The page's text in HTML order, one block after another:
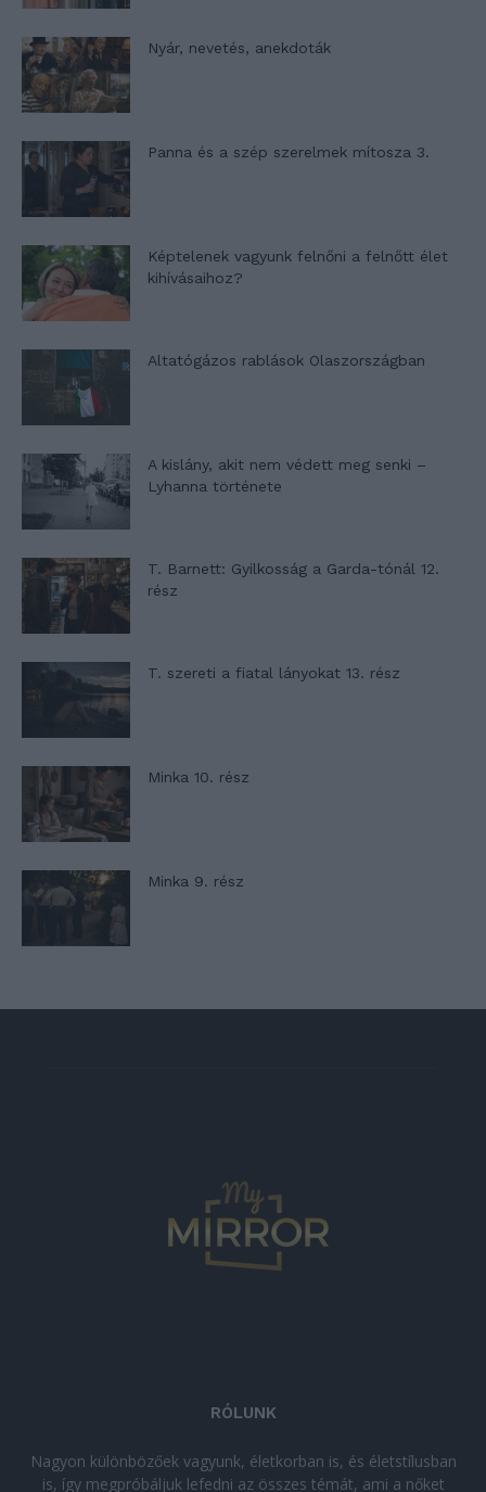
Nyár, nevetés, anekdoták
Panna és a szép szerelmek mítosza 3.
Képtelenek vagyunk felnőni a felnőtt élet
kihívásaihoz?
Altatógázos rablások Olaszországban
A kislány, akit nem védett meg senki –
Lyhanna története
T. Barnett: Gyilkosság a Garda-tónál 12.
rész
T. szereti a fiatal lányokat 13. rész
Minka 10. rész
Minka 9. rész
RÓLUNK
Nagyon különbözőek vagyunk, életkorban is, és életstílusban
is, így megpróbáljuk lefedni az összes témát, ami a nőket